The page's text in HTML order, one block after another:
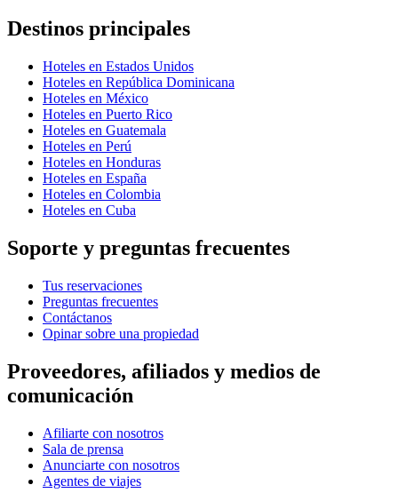
Destinos principales
Hoteles en Estados Unidos
Hoteles en República Dominicana
Hoteles en México
Hoteles en Puerto Rico
Hoteles en Guatemala
Hoteles en Perú
Hoteles en Honduras
Hoteles en España
Hoteles en Colombia
Hoteles en Cuba
Soporte y preguntas frecuentes
Tus reservaciones
Preguntas frecuentes
Contáctanos
Opinar sobre una propiedad
Proveedores, afiliados y medios de
comunicación
Afiliarte con nosotros
Sala de prensa
Anunciarte con nosotros
Agentes de viajes